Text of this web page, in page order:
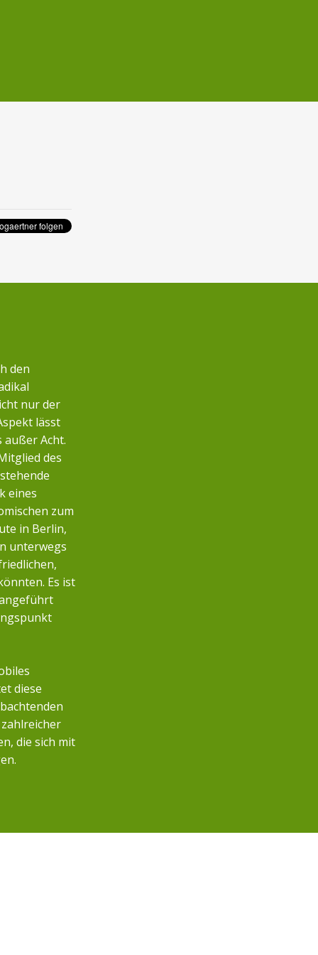
den
nur der
lässt
außer Acht.
des
eines
zum
in Berlin,
unterwegs
Es ist
diese
die sich mit